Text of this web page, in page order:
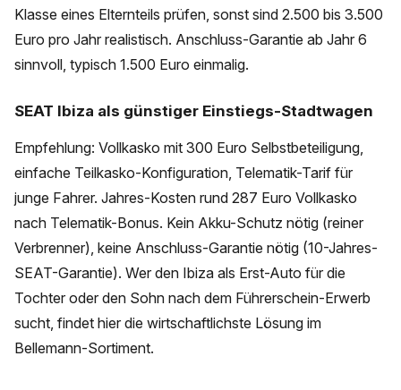
Klasse eines Elternteils prüfen, sonst sind 2.500 bis 3.500
Euro pro Jahr realistisch. Anschluss-Garantie ab Jahr 6
sinnvoll, typisch 1.500 Euro einmalig.
SEAT Ibiza als günstiger Einstiegs-Stadtwagen
Empfehlung: Vollkasko mit 300 Euro Selbstbeteiligung,
einfache Teilkasko-Konfiguration, Telematik-Tarif für
junge Fahrer. Jahres-Kosten rund 287 Euro Vollkasko
nach Telematik-Bonus. Kein Akku-Schutz nötig (reiner
Verbrenner), keine Anschluss-Garantie nötig (10-Jahres-
SEAT-Garantie). Wer den Ibiza als Erst-Auto für die
Tochter oder den Sohn nach dem Führerschein-Erwerb
sucht, findet hier die wirtschaftlichste Lösung im
Bellemann-Sortiment.